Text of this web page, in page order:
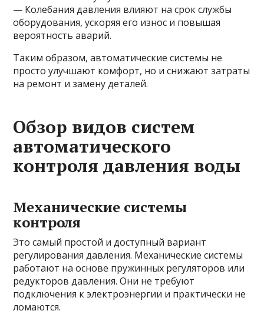
— Колебания давления влияют на срок службы
оборудования, ускоряя его износ и повышая
вероятность аварий.
Таким образом, автоматические системы не
просто улучшают комфорт, но и снижают затраты
на ремонт и замену деталей.
Обзор видов систем
автоматического
контроля давления воды
Механические системы
контроля
Это самый простой и доступный вариант
регулирования давления. Механические системы
работают на основе пружинных регуляторов или
редукторов давления. Они не требуют
подключения к электроэнергии и практически не
ломаются.